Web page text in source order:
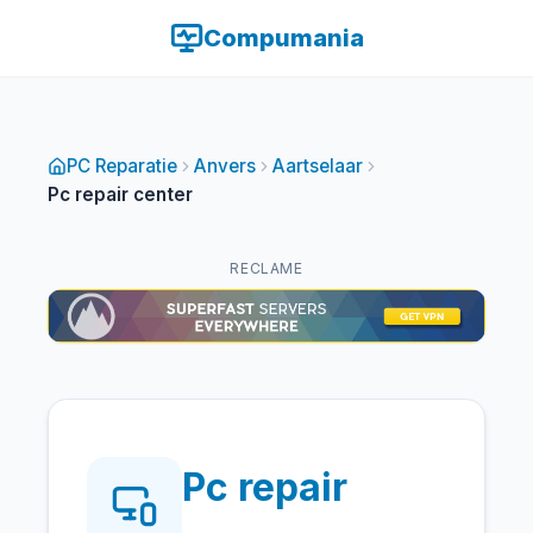
Compumania
PC Reparatie Anvers
Aartselaar
Pc repair center
RECLAME
Pc repair